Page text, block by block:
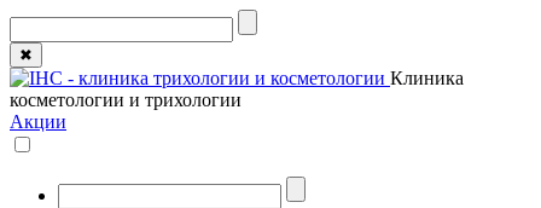
✖
Клиника
косметологии и трихологии
Акции